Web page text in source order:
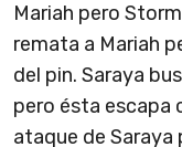
Mariah pero
remata a Mariah
del pin. Saraya
pero ésta escapa
ataque de Saraya